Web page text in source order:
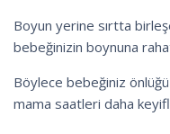
Boyun yerine sırtta
bebeğinizin boynuna
Böylece bebeğiniz
mama saatleri daha